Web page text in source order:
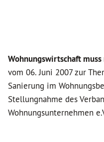
Wohnungswirtschaft
vom 06. Juni 2007 zur
Sanierung im
Stellungnahme des
Wohnungsunternehmen